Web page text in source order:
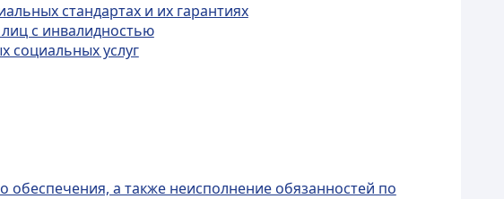
стандартах и их гарантиях
с инвалидностью
социальных услуг
обеспечения, а также неисполнение обязанностей по